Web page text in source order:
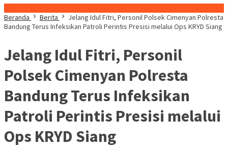
Beranda
Berita
Jelang Idul Fitri, Personil Polsek Cimenyan Polresta
Bandung Terus Infeksikan Patroli Perintis Presisi melalui Ops KRYD Siang
Jelang Idul Fitri, Personil
Polsek Cimenyan Polresta
Bandung Terus Infeksikan
Patroli Perintis Presisi melalui
Ops KRYD Siang